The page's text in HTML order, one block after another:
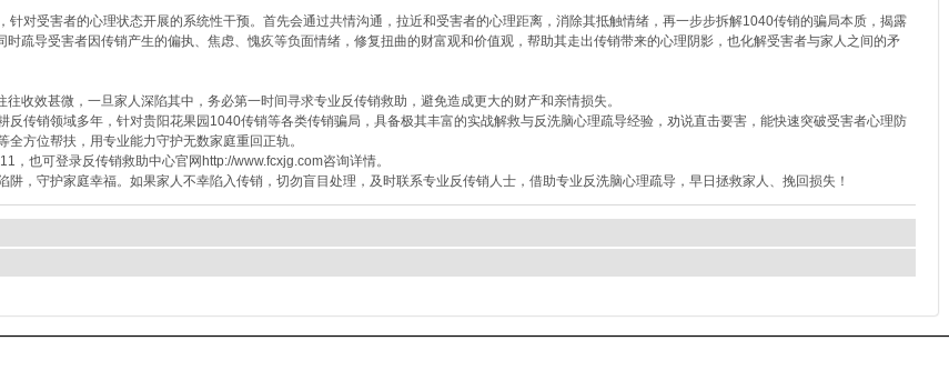
对受害者的心理状态开展的系统性干预。首先会通过共情沟通，拉近和受害者的心理距离，消除其抵触情绪，再一步步拆解1040传销的骗局本质，揭露
疏导受害者因传销产生的偏执、焦虑、愧疚等负面情绪，修复扭曲的财富观和价值观，帮助其走出传销带来的心理阴影，也化解受害者与家人之间的矛
效甚微，一旦家人深陷其中，务必第一时间寻求专业反传销救助，避免造成更大的财产和亲情损失。
传销领域多年，针对贵阳花果园1040传销等各类传销骗局，具备极其丰富的实战解救与反洗脑心理疏导经验，劝说直击要害，能快速突破受害者心理防
方位帮扶，用专业能力守护无数家庭重回正轨。
也可登录反传销救助中心官网http://www.fcxjg.com咨询详情。
，守护家庭幸福。如果家人不幸陷入传销，切勿盲目处理，及时联系专业反传销人士，借助专业反洗脑心理疏导，早日拯救家人、挽回损失！